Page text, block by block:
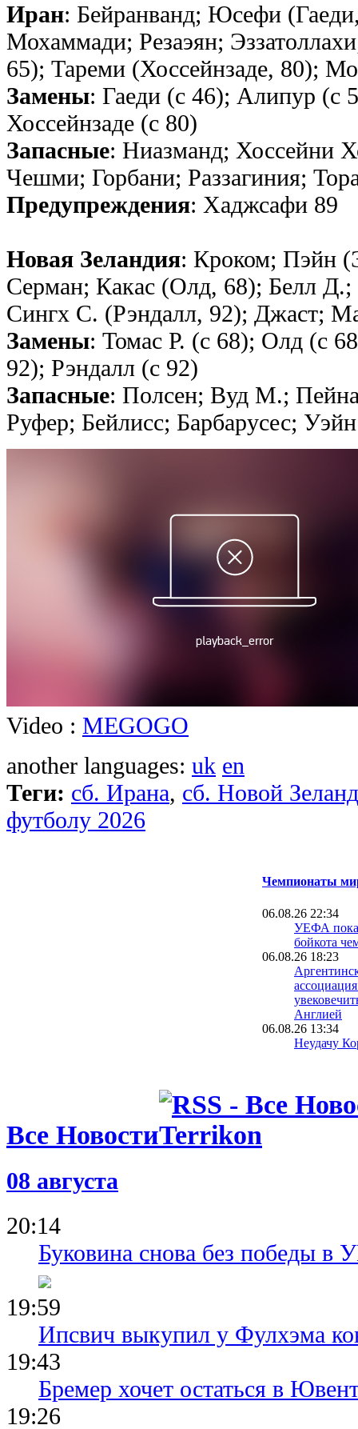
Иран: Бейранванд; Юсефи
Мохаммади; Резаэян;
65); Тареми (Хоссейнзаде, 80);
Замены: Гаеди (с 46); Алипур (с
Хоссейнзаде (с 80)
Запасные: Ниазманд; Хоссейни
Чешми; Горбани; Раззагиния;
Предупреждения: Хаджсафи 89
Новая Зеландия: Кроком; Пэйн
Серман; Какас (Олд, 68); Белл
Сингх С. (Рэндалл, 92); Джаст;
Замены: Томас Р. (с 68); Олд (с
92); Рэндалл (с 92)
Запасные: Полсен; Вуд М.;
Руфер; Бейлисс; Барбарусес; Уэйн
Video : MEGOGO
another languages: uk en
Теги: сб. Ирана, сб. Новой
футболу 2026
Чемпионаты
06.08.26 22:34
УЕФА пока
бойкота
06.08.26 18:23
Англией
06.08.26 13:34
Неудачу
06.08.26 09:39
Испания
Все Новости
08 августа
20:14
Буковина снова без победы
19:59
Ипсвич выкупил у Фулхэма
19:43
Бремер хочет остаться в
19:26